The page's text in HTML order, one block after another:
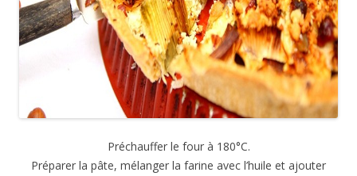
Préchauffer le four à 180°C.
Préparer la pâte, mélanger la farine avec l’huile et ajouter